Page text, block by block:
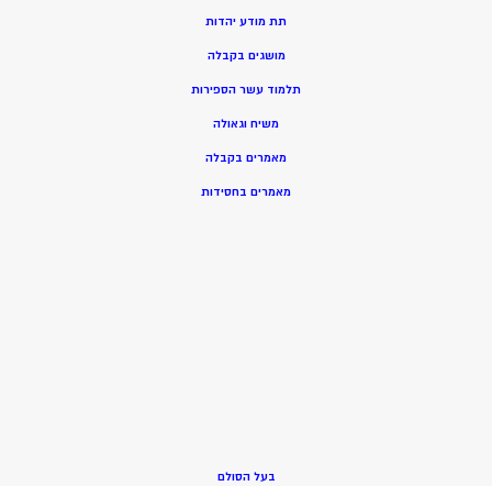
תת מודע יהדות
מושגים בקבלה
תלמוד עשר הספירות
משיח וגאולה
מאמרים בקבלה
מאמרים בחסידות
בעל הסולם